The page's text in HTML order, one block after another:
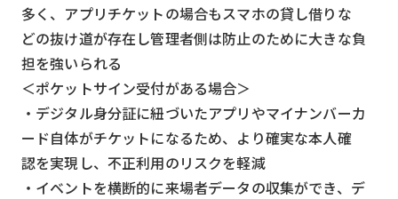
多く、アプリチケットの場合もスマホの貸し借りな
どの抜け道が存在し管理者側は防止のために大きな負
担を強いられる
＜ポケットサイン受付がある場合＞
・デジタル身分証に紐づいたアプリやマイナンバーカ
ード自体がチケットになるため、より確実な本人確
認を実現し、不正利用のリスクを軽減
・イベントを横断的に来場者データの収集ができ、デ